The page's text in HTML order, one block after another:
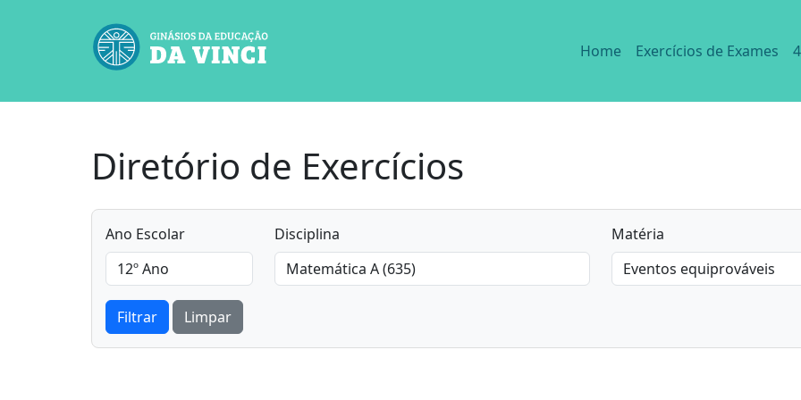
Home Exercícios de Exames
Diretório de Exercícios
Ano Escolar Disciplina Matéria
Filtrar Limpar